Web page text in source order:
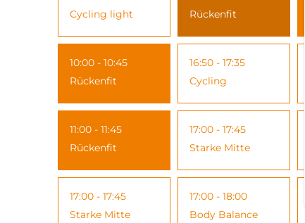
Cycling light
10:00 - 10:45
Rückenfit
11:00 - 11:45
Rückenfit
17:00 - 17:45
Starke Mitte
Rückenfit
16:50 - 17:35
Cycling
17:00 - 17:45
Starke Mitte
17:00 - 18:00
Body Balance